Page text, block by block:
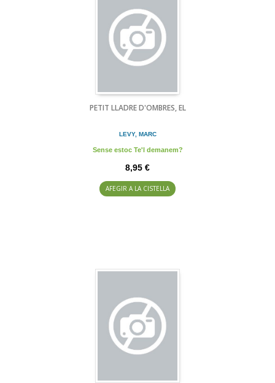
PETIT LLADRE D'OMBRES, EL
LEVY, MARC
Sense estoc Te'l demanem?
8,95 €
AFEGIR A LA CISTELLA